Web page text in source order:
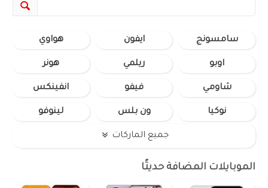
سامسونج ايفون هواوي
اوبو ريلمي هونر
شاومي فيفو انفينكس
نوكيا ون بلس لينوفو
جميع الماركات
الموبايلات المضافة حديثًا